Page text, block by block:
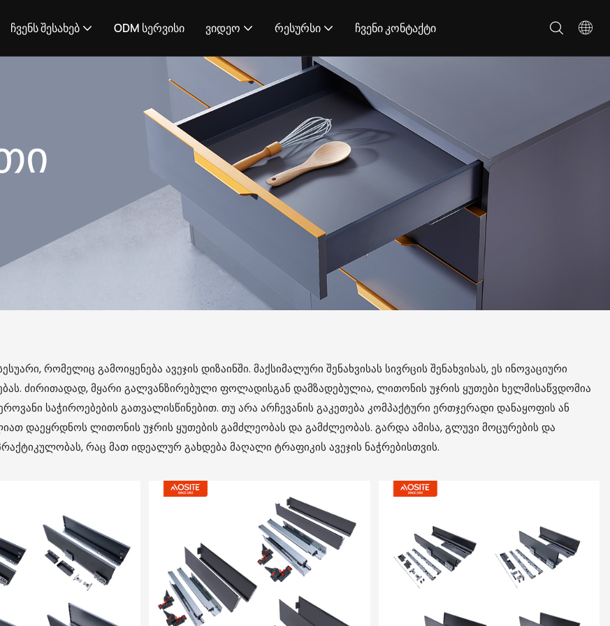
ჩვენს შესახებ ODM სერვისი ვიდეო რესურსი ჩვენი კონტაქტი
რომელიც გამოიყენება ავეჯის დიზაინში. მაქსიმალური შენახვისას სივრცის შენახვისას, ეს ინოვაციური
ძირითადად, მყარი გალვანზირებული ფოლადისგან დამზადებულია, ლითონის უჯრის ყუთები ხელმისაწვდომია
საჭიროებების გათვალისწინებით. თუ არა არჩევანის გაკეთება კომპაქტური ერთჯერადი დანაყოფის ან
დაეყრდნოს ლითონის უჯრის ყუთების გამძლეობას და გამძლეობას. გარდა ამისა, გლუვი მოცურების და
რაც მათ იდეალურ გახდება მაღალი ტრაფიკის ავეჯის ნაჭრებისთვის.